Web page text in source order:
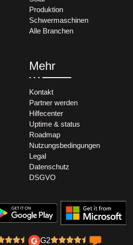
Produktion
Schwermaschinen
Alle Branchen
Mehr
Kontakt
Partner werden
Hilfecenter
Uptime & status
Roadmap
Nutzungsbedingungen
Legal
Datenschutz
DSGVO
G2